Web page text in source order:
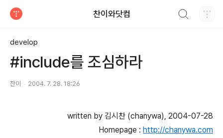
찬이와닷컴
develop
#include를 조심하라
찬이 2004. 7. 28. 18:26
written by 김시찬 (chanywa), 2004-07-28
Homepage : http://chanywa.com